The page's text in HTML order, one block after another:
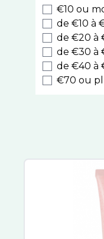
Biocyte
Luxeol
Style
Cooper
Nodé
Caudalie
Nuxe
Sublime
Rêve de
€10 ou
de €10 à
de €20 à
de €30 à
de €40 à
€70 ou